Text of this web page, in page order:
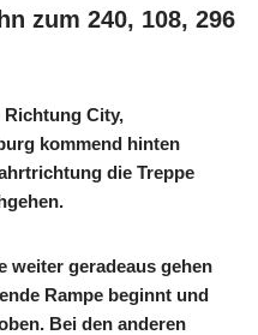
zum 240, 108, 296
Richtung City,
kommend hinten
die Treppe
weiter geradeaus gehen
Rampe beginnt und
Bei den anderen